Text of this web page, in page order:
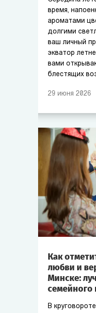
время,
ароматами
долгими
ваш личный
экватор
вами
блестящих
29 июня 2026
Как
любви и
Минске:
семейного
В